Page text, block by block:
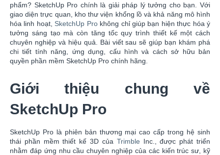
phẩm? SketchUp Pro chính là giải pháp lý tưởng cho bạn. Với
giao diện trực quan, kho thư viện khổng lồ và khả năng mô hình
hóa linh hoạt, SketchUp Prokhông chỉ giúp bạn hiện thực hóa ý
tưởng sáng tạo mà còn tăng tốc quy trình thiết kế một cách
chuyên nghiệp và hiệu quả. Bài viết sau sẽ giúp bạn khám phá
chi tiết tính năng, ứng dụng, cấu hình và cách sở hữu bản
quyền phần mềm SketchUp Pro chính hãng.
Giới thiệu chung về
SketchUp Pro
SketchUp Pro là phiên bản thương mại cao cấp trong hệ sinh
thái phần mềm thiết kế 3D của Trimble Inc., được phát triển
nhằm đáp ứng nhu cầu chuyên nghiệp của các kiến trúc sư, kỹ